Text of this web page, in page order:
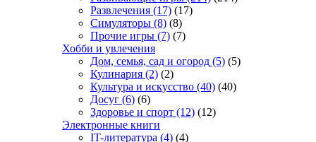
Развлечения (17) (17)
Симуляторы (8) (8)
Прочие игры (7) (7)
Хобби и увлечения
Дом, семья, сад и огород (5) (5)
Кулинария (2) (2)
Культура и искусство (40) (40)
Досуг (6) (6)
Здоровье и спорт (12) (12)
Электронные книги
IT-литература (4) (4)